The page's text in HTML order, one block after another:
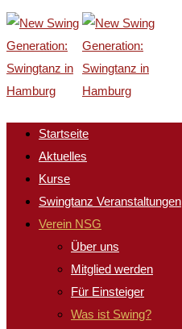
Startseite
Aktuelles
Kurse
Swingtanz Veranstaltungen
Verein NSG
Über uns
Mitglied werden
Für Einsteiger
Was ist Swing?